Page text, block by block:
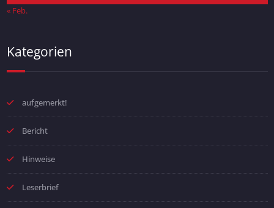
« Feb.
Kategorien
aufgemerkt!
Bericht
Hinweise
Leserbrief